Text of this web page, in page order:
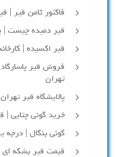
فاکتور ثامن قیر | قیمت 50 40 ثبت
قیر دمیده چیست |
قیر اکسیده |
تهران
پالایشگاه قیر تهران
خرید گونی چتایی | قیمت
گونی بنگال | درجه
قیمت قیر بشکه ای